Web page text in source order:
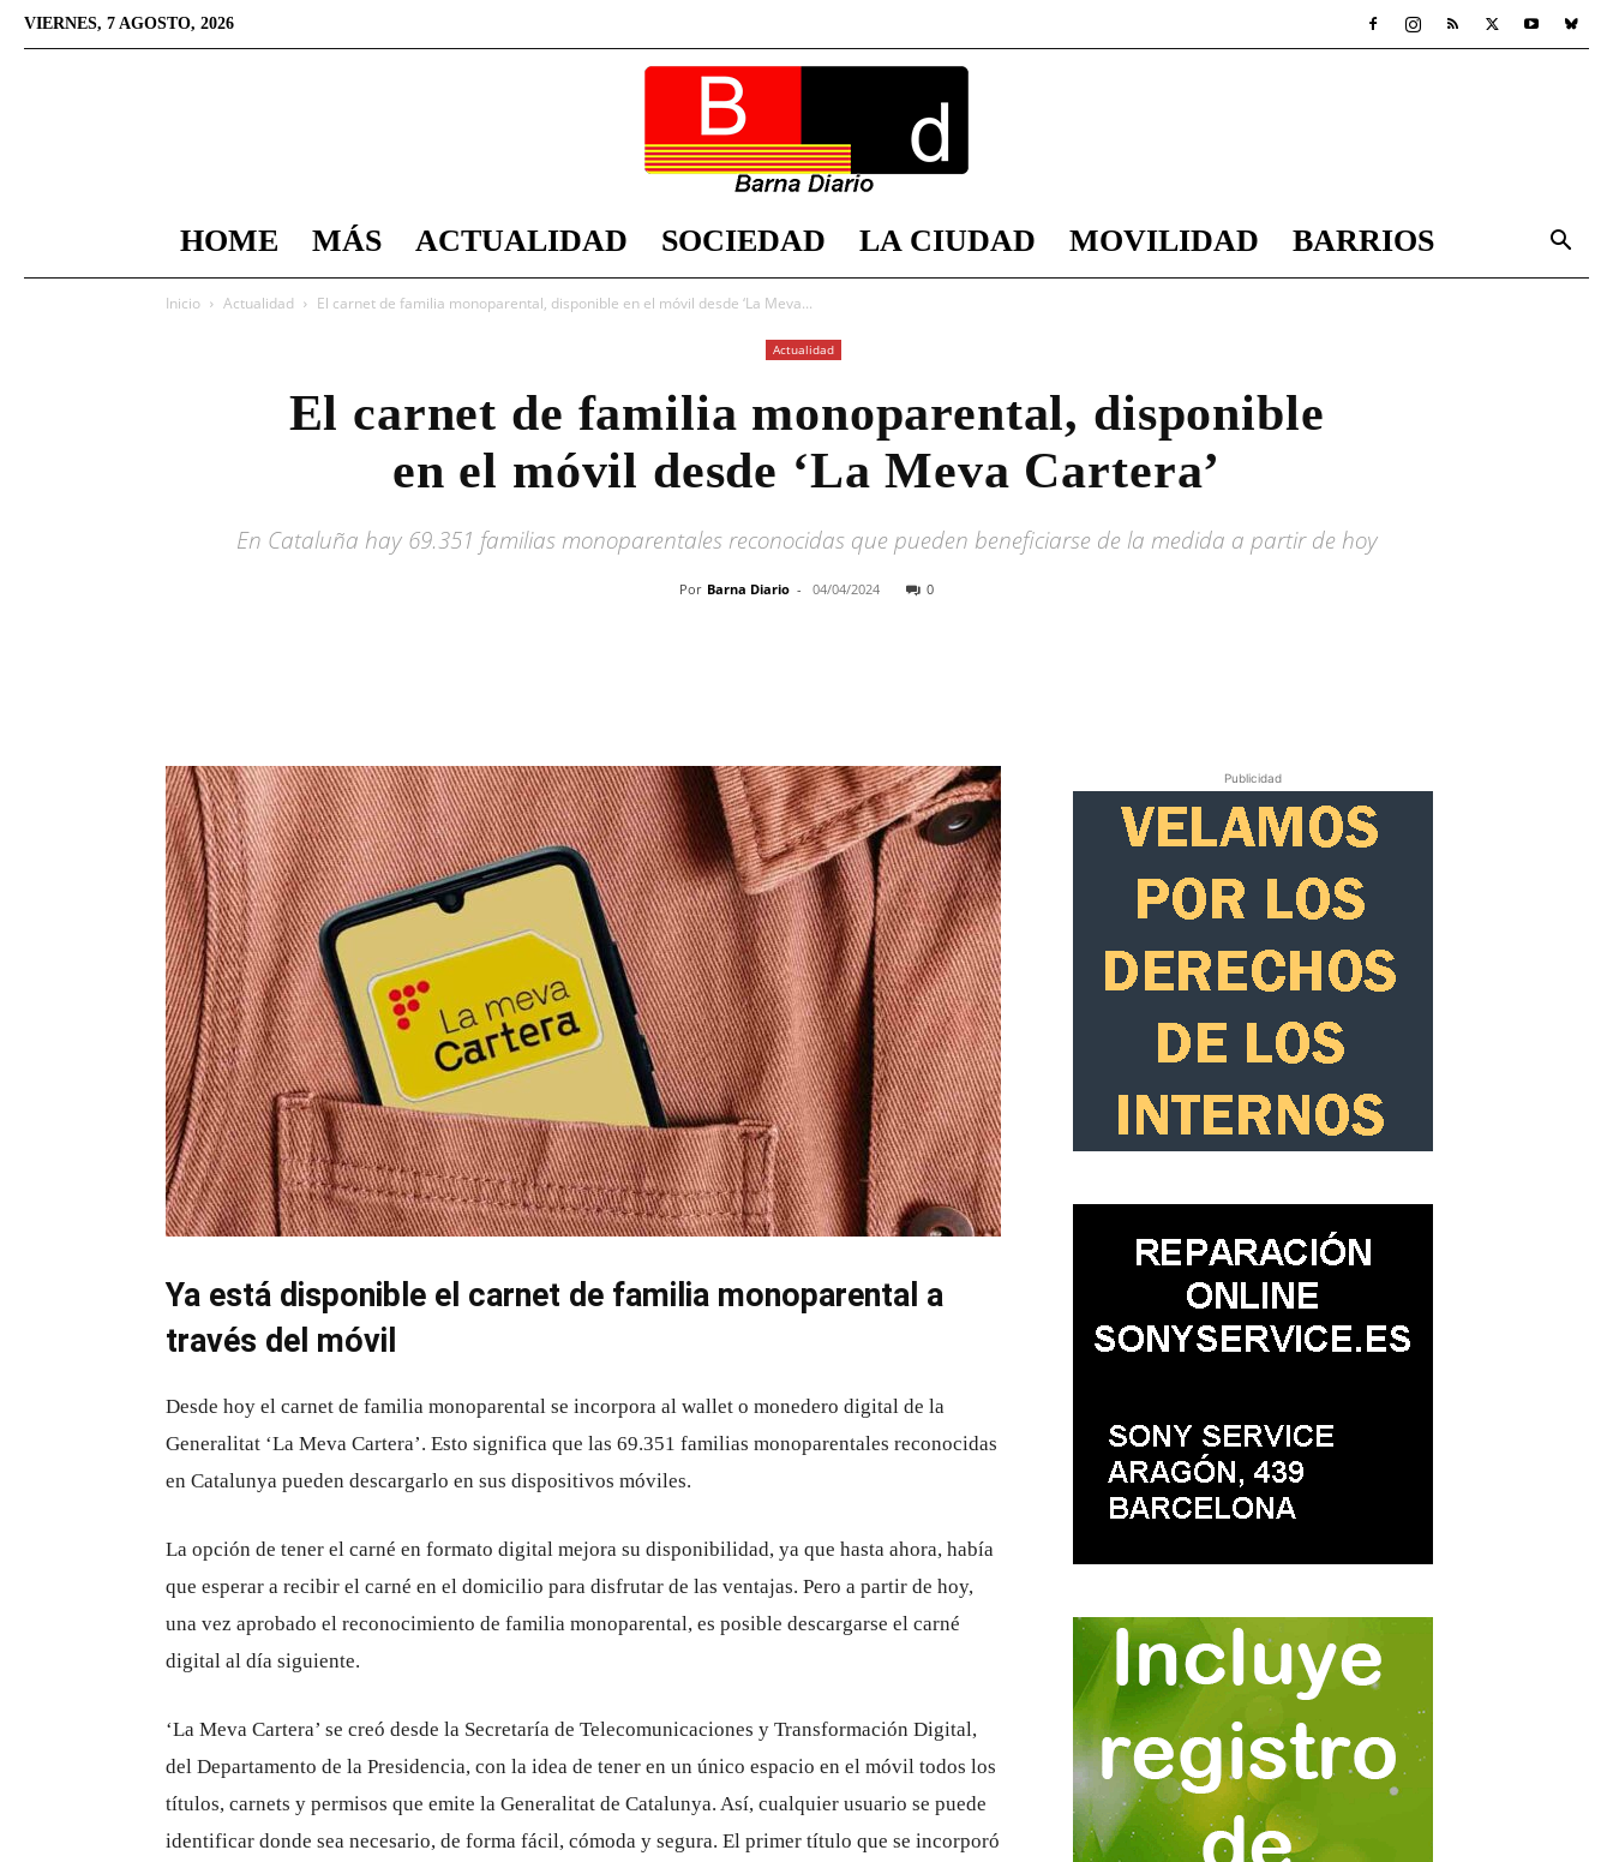
VIERNES, 7 AGOSTO, 2026
Diario
HOME MÁS ACTUALIDAD SOCIEDAD LA CIUDAD MOVILIDAD BARRIOS
Inicio Actualidad El carnet de familia monoparental, disponible en el móvil desde ‘La Meva...
Actualidad
El carnet de familia monoparental, disponible
en el móvil desde ‘La Meva Cartera’
En Cataluña hay 69.351 familias monoparentales reconocidas que pueden beneficiarse de la medida a partir de hoy
Por Barna Diario - 04/04/2024 0
Ya está disponible el carnet de familia monoparental a
través del móvil
Desde hoy el carnet de familia monoparental se incorpora al wallet o monedero digital de la
Generalitat ‘La Meva Cartera’. Esto significa que las 69.351 familias monoparentales reconocidas
en Catalunya pueden descargarlo en sus dispositivos móviles.
La opción de tener el carné en formato digital mejora su disponibilidad, ya que hasta ahora, había
que esperar a recibir el carné en el domicilio para disfrutar de las ventajas. Pero a partir de hoy,
una vez aprobado el reconocimiento de familia monoparental, es posible descargarse el carné
digital al día siguiente.
‘La Meva Cartera’ se creó desde la Secretaría de Telecomunicaciones y Transformación Digital,
del Departamento de la Presidencia, con la idea de tener en un único espacio en el móvil todos los
títulos, carnets y permisos que emite la Generalitat de Catalunya. Así, cualquier usuario se puede
identificar donde sea necesario, de forma fácil, cómoda y segura. El primer título que se incorporó
Publicidad